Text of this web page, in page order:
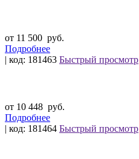
от 11 500 руб.
Подробнее
| код: 181463 Быстрый просмотр
от 10 448 руб.
Подробнее
| код: 181464 Быстрый просмотр